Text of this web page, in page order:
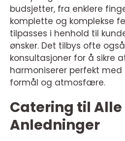
budsjetter, fra enklere
komplette og komplekse
tilpasses i henhold til
ønsker. Det tilbys ofte
konsultasjoner for å sikre
harmoniserer perfekt
formål og atmosfære.
Catering til Alle
Anledninger